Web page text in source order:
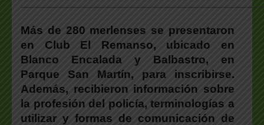
Más de 280 merlenses se presentaron
en Club El Remanso, ubicado en
Blanco Encalada y Balbastro, en
Parque San Martín, para inscribirse.
Además, recibieron información sobre
la profesión del policía, terminologías a
utilizar y formas de comunicación de